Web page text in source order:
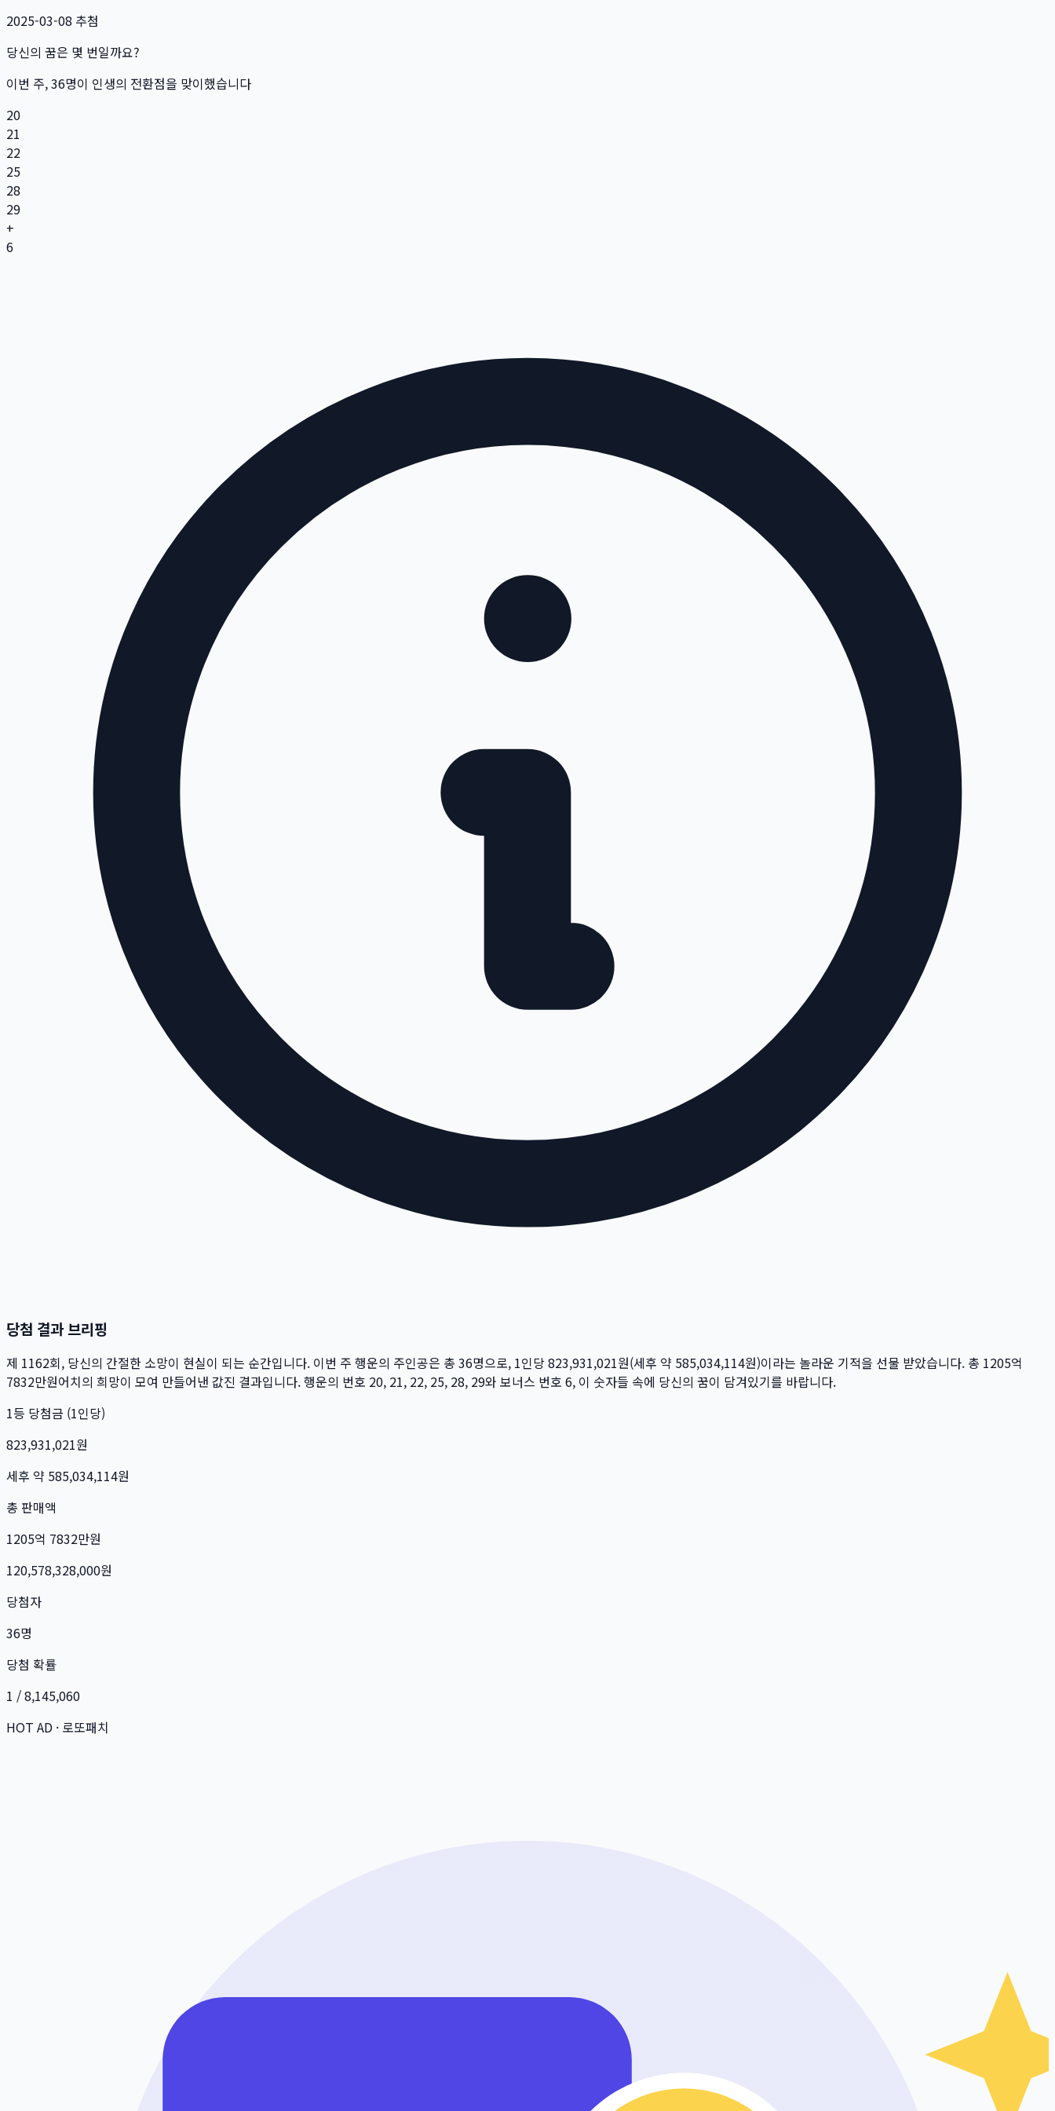
2025-03-08 추첨
당신의 꿈은 몇 번일까요?
이번 주,36명이 인생의 전환점을 맞이했습니다
20
21
22
25
28
29
+
6
당첨 결과 브리핑
제 1162회, 당신의 간절한 소망이 현실이 되는 순간입니다. 이번 주 행운의 주인공은 총 36명으로, 1인당823,931,021원(세후 약 585,034,114원)이라는 놀라운 기적을 선물 받았습니다. 총 1205억
7832만원어치의 희망이 모여 만들어낸 값진 결과입니다. 행운의 번호 20, 21, 22, 25, 28, 29와 보너스 번호 6, 이 숫자들 속에 당신의 꿈이 담겨있기를 바랍니다.
1등 당첨금 (1인당)
823,931,021원
세후 약 585,034,114원
총 판매액
1205억 7832만원
120,578,328,000원
당첨자
36명
당첨 확률
1 / 8,145,060
HOT AD · 로또패치